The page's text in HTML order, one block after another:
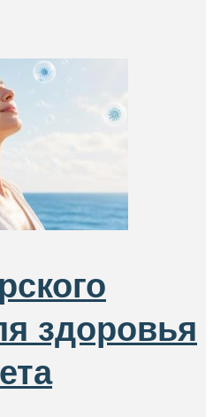
здоровья